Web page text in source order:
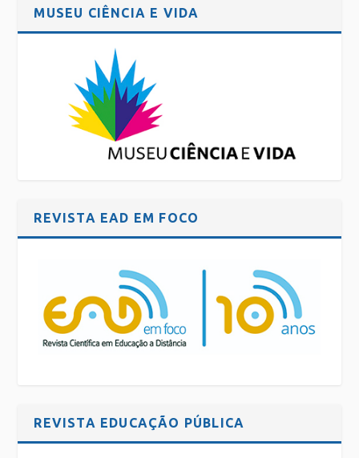
MUSEU CIÊNCIA E VIDA
REVISTA EAD EM FOCO
REVISTA EDUCAÇÃO PÚBLICA